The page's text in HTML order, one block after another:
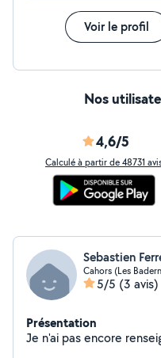
Voir le profil
Nos
4,6/5
Calculé à partir de 48731
Sebastien
Cahors (Les
5/5 (3 avis)
Présentation